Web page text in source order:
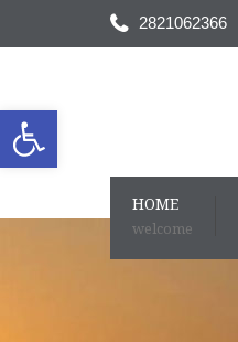
Ανοίξτε τη γραμμή εργαλείων
2821062366
HOME
welcome